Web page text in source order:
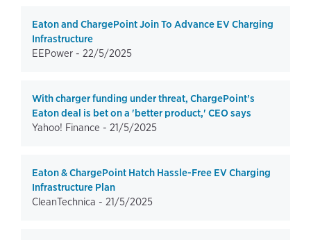
Eaton and ChargePoint Join To Advance EV Charging
Infrastructure
EEPower - 22/5/2025
With charger funding under threat, ChargePoint's
Eaton deal is bet on a 'better product,' CEO says
Yahoo! Finance - 21/5/2025
Eaton & ChargePoint Hatch Hassle-Free EV Charging
Infrastructure Plan
CleanTechnica - 21/5/2025